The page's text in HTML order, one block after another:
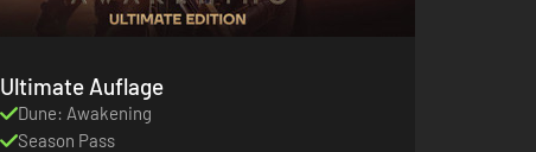
Ultimate Auflage
Dune: Awakening
Season Pass